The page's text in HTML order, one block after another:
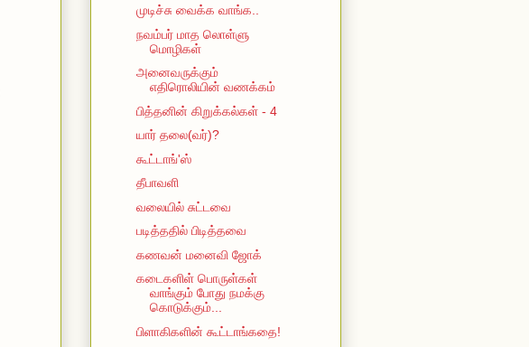
முடிச்சு வைக்க வாங்க..
நவம்பர் மாத லொள்ளு
மொழிகள்
அனைவருக்கும்
எதிரொலியின் வணக்கம்
பித்தனின் கிறுக்கல்கள் - 4
யார் தலை(வர்)?
கூட்டாங்'ஸ்
தீபாவளி
வலையில் சுட்டவை
படித்ததில் பிடித்தவை
கணவன் மனைவி ஜோக்
கடைகளிள் பொருள்கள்
வாங்கும் போது நமக்கு
கொடுக்கும்...
பிளாகிகளின் கூட்டாங்கதை!